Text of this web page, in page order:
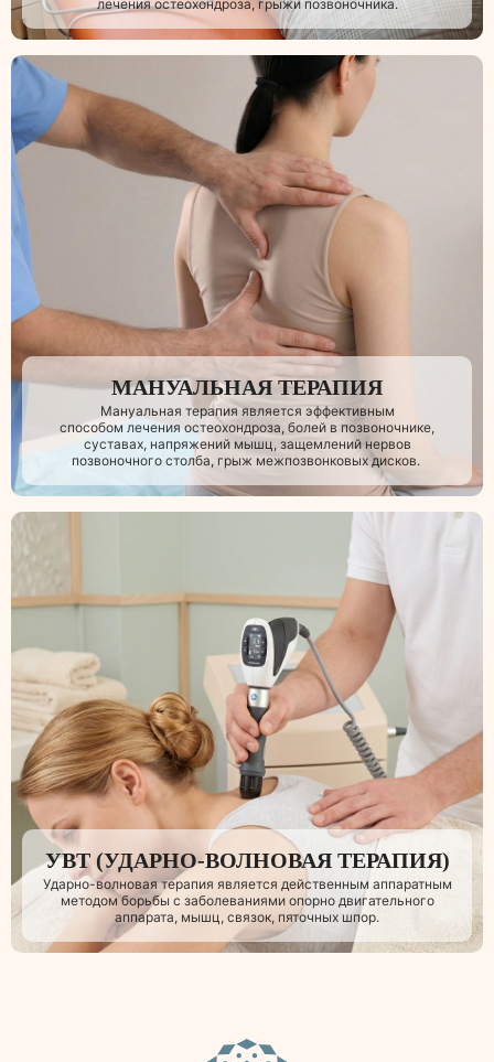
лечения остеохондроза, грыжи позвоночника.
МАНУАЛЬНАЯ ТЕРАПИЯ
Мануальная терапия является эффективным
способом лечения остеохондроза, болей в позвоночнике,
суставах, напряжений мышц, защемлений нервов
позвоночного столба, грыж межпозвонковых дисков.
УВТ (УДАРНО-ВОЛНОВАЯ ТЕРАПИЯ)
Ударно-волновая терапия является действенным аппаратным
методом борьбы с заболеваниями опорно двигательного
аппарата, мышц, связок, пяточных шпор.